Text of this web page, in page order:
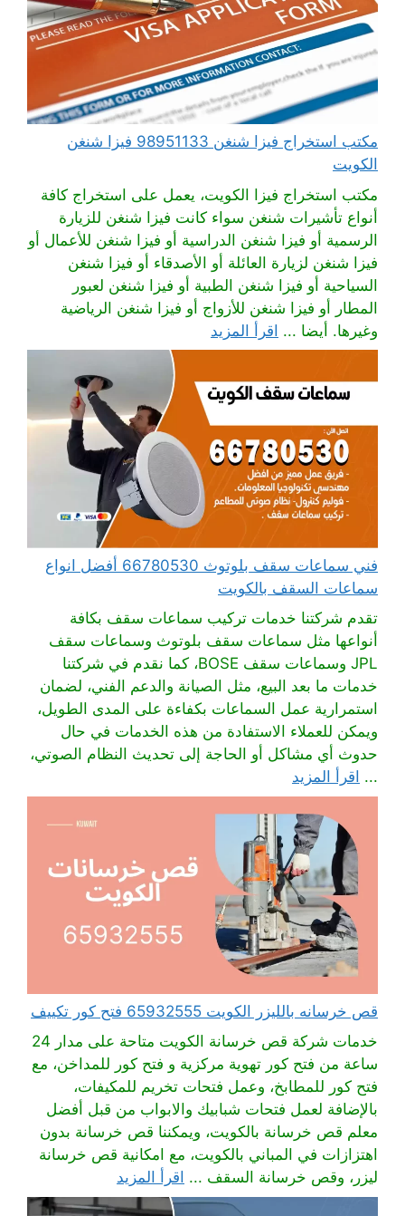
مكتب استخراج فيزا شنغن 98951133 فيزا شنغن
الكويت
مكتب استخراج فيزا الكويت، يعمل على استخراج كافة
أنواع تأشيرات شنغن سواء كانت فيزا شنغن للزيارة
الرسمية أو فيزا شنغن الدراسية أو فيزا شنغن للأعمال أو
فيزا شنغن لزيارة العائلة أو الأصدقاء أو فيزا شنغن
السياحية أو فيزا شنغن الطبية أو فيزا شنغن لعبور
المطار أو فيزا شنغن للأزواج أو فيزا شنغن الرياضية
وغيرها. أيضا ... اقرأ المزيد
فني سماعات سقف بلوتوث 66780530 أفضل انواع
سماعات السقف بالكويت
تقدم شركتنا خدمات تركيب سماعات سقف بكافة
أنواعها مثل سماعات سقف بلوتوث وسماعات سقف
JPL وسماعات سقف BOSE، كما نقدم في شركتنا
خدمات ما بعد البيع، مثل الصيانة والدعم الفني، لضمان
استمرارية عمل السماعات بكفاءة على المدى الطويل،
ويمكن للعملاء الاستفادة من هذه الخدمات في حال
حدوث أي مشاكل أو الحاجة إلى تحديث النظام الصوتي،
... اقرأ المزيد
قص خرسانه بالليزر الكويت 65932555 فتح كور تكييف
خدمات شركة قص خرسانة الكويت متاحة على مدار 24
ساعة من فتح كور تهوية مركزية و فتح كور للمداخن، مع
فتح كور للمطابخ، وعمل فتحات تخريم للمكيفات،
بالإضافة لعمل فتحات شبابيك والابواب من قبل أفضل
معلم قص خرسانة بالكويت، ويمكننا قص خرسانة بدون
اهتزازات في المباني بالكويت، مع امكانية قص خرسانة
ليزر، وقص خرسانة السقف ... اقرأ المزيد